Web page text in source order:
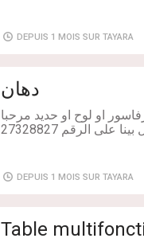
DEPUIS 1 MOIS SUR TAYARA
دهان
على الرقم 27328827
DEPUIS 1 MOIS SUR TAYARA
Table